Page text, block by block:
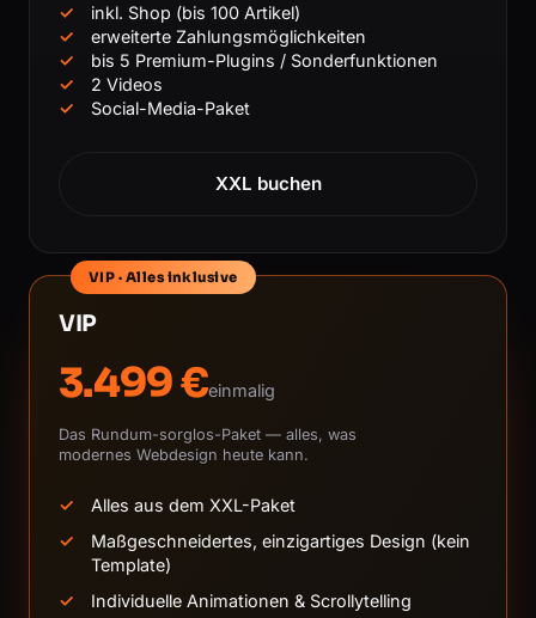
inkl. Shop (bis 100 Artikel)
erweiterte Zahlungsmöglichkeiten
bis 5 Premium-Plugins / Sonderfunktionen
2 Videos
Social-Media-Paket
XXL buchen
VIP · Alles inklusive
VIP
3.499 €einmalig
Das Rundum-sorglos-Paket — alles, was
modernes Webdesign heute kann.
Alles aus dem XXL-Paket
Maßgeschneidertes, einzigartiges Design (kein
Template)
Individuelle Animationen & Scrollytelling